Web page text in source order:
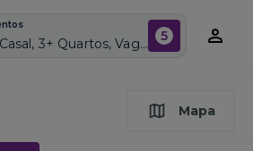
Individual ou Casal, 3+ Quartos, Vagas de garagem: Sim, Semi mobiliado, Piscina 5
Mapa